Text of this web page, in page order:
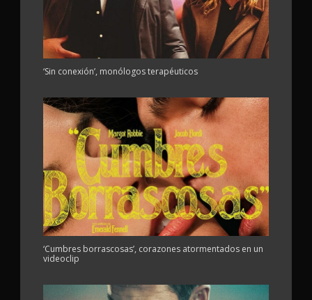
‘Sin conexión’, monólogos terapéuticos
‘Cumbres borrascosas’, corazones atormentados en un
videoclip